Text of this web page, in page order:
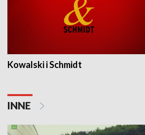
Kowalski i Schmidt
INNE